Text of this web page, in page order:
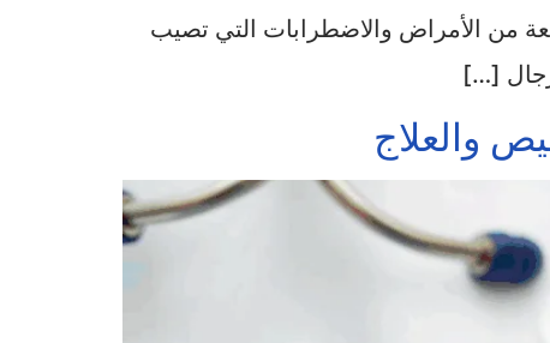
من الأمراض والاضطرابات التي تصيب
[…]
والعلاج